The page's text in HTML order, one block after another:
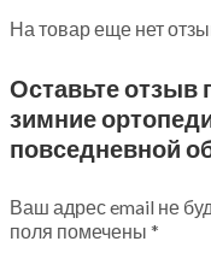
На товар еще нет
Оставьте отзыв
зимние
повседневной
Ваш адрес email не
поля помечены *